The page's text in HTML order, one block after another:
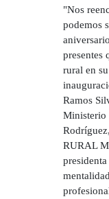
"Nos
podemos
presentes
rural en
Ramos
Ministerio
RURAL